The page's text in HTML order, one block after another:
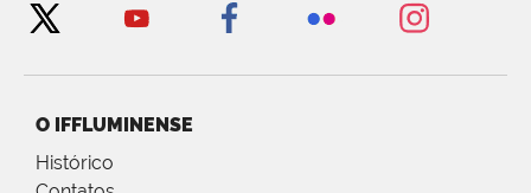
O IFFLUMINENSE
Histórico